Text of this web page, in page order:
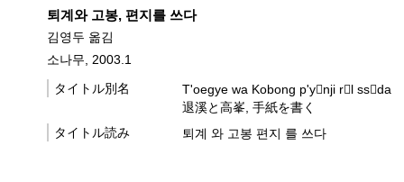
퇴계와 고봉, 편지를 쓰다
김영두 옮김
소나무, 2003.1
タイトル別名
T'oegye wa Kobong p'ynji rl ssda
退溪と高峯, 手紙を書く
タイトル読み
퇴계 와 고봉 편지 를 쓰다